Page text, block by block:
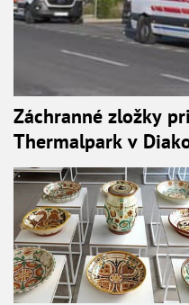
Záchranné zložky
Thermalpark v